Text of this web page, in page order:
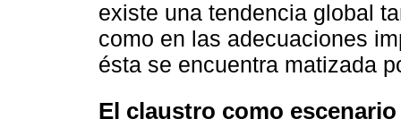
existe una tendencia global
como en las adecuaciones
ésta se encuentra matizada
El claustro como